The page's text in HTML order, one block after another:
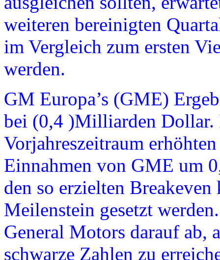
weiteren bereinigten
im Vergleich zum ersten
werden.
GM Europa’s (GME)
bei (0,4 )Milliarden Dollar.
Vorjahreszeitraum
Einnahmen von GME um
den so erzielten
Meilenstein gesetzt
General Motors darauf ab,
schwarze Zahlen zu